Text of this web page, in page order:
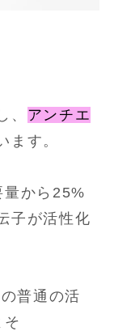
、 アンチエ
ます。
量から25%
子が活性化
普通の活